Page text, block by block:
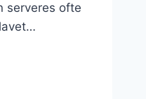
serveres ofte